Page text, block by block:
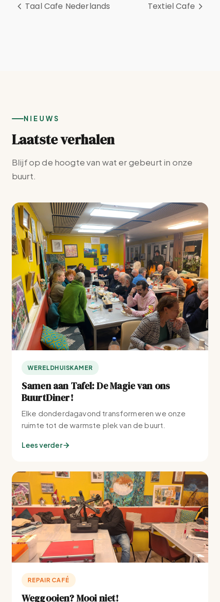
Taal Cafe Nederlands Textiel Cafe
NIEUWS
Laatste verhalen
Blijf op de hoogte van wat er gebeurt in onze
buurt.
WERELDHUISKAMER
Samen aan Tafel: De Magie van ons
BuurtDiner!
Elke donderdagavond transformeren we onze
ruimte tot de warmste plek van de buurt.
Lees verder
REPAIR CAFÉ
Weggooien? Mooi niet!